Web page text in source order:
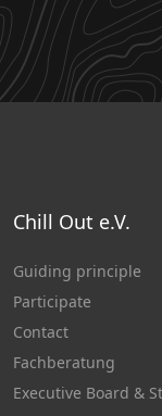
Chill Out e.V.
Guiding principle
Participate
Contact
Fachberatung
Executive Board &